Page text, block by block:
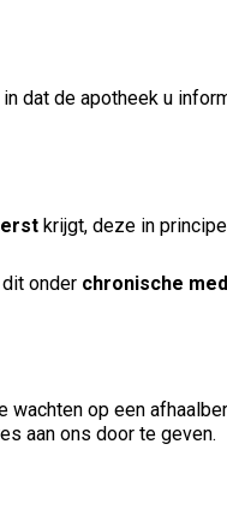
dat de apotheek u
krijgt, deze in principe
onder chronische
wachten op een
aan ons door te geven.